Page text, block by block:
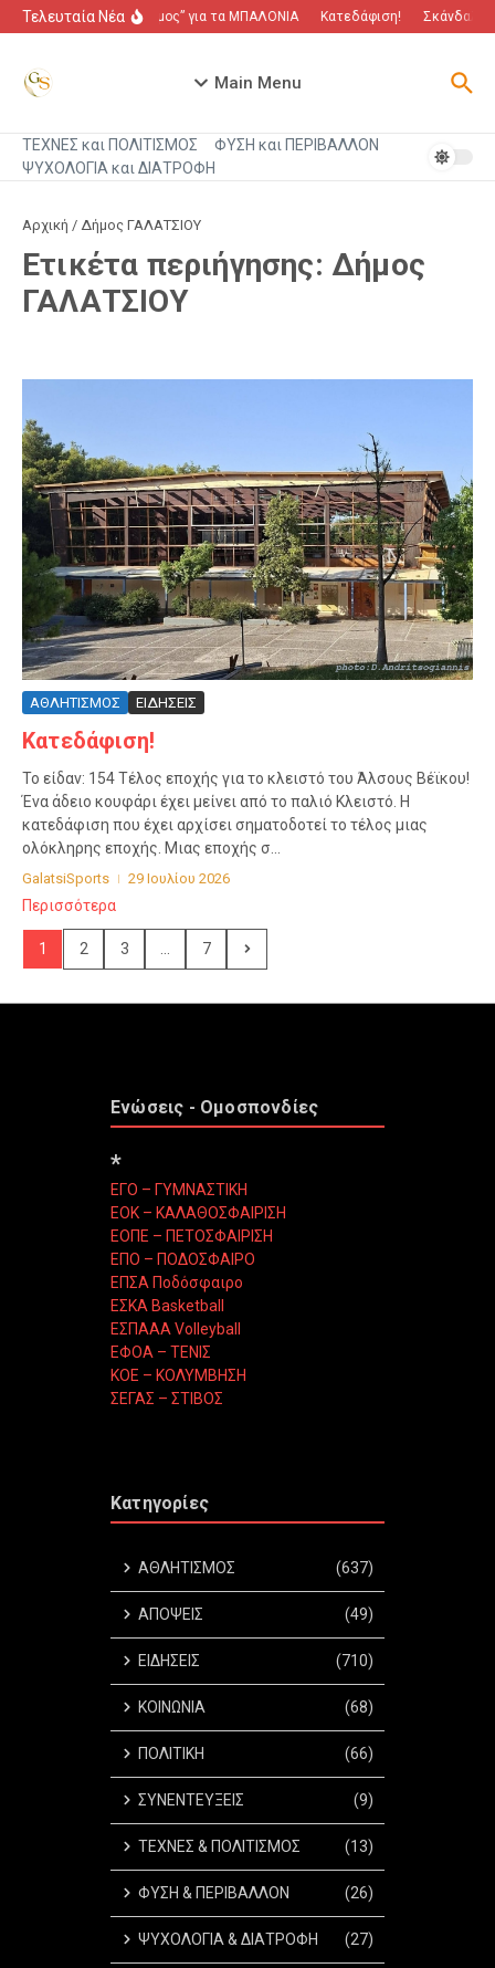
Μετάβαση στο περιεχόμενο
Τελευταία Νέα“Πόλεμος” για τα ΜΠΑΛΟΝΙΑ Κατεδάφιση! Σκάνδαλο
Main Menu
ΤΕΧΝΕΣ και ΠΟΛΙΤΙΣΜΟΣ
ΦΥΣΗ και ΠΕΡΙΒΑΛΛΟΝ
ΨΥΧΟΛΟΓΙΑ και ΔΙΑΤΡΟΦΗ
Αρχική / Δήμος ΓΑΛΑΤΣΙΟΥ
Ετικέτα περιήγησης: Δήμος
ΓΑΛΑΤΣΙΟΥ
ΑΘΛΗΤΙΣΜΟΣ ΕΙΔΗΣΕΙΣ
Κατεδάφιση!
Το είδαν: 154 Τέλος εποχής για το κλειστό του Άλσους Βέϊκου!
Ένα άδειο κουφάρι έχει μείνει από το παλιό Κλειστό. Η
κατεδάφιση που έχει αρχίσει σηματοδοτεί το τέλος μιας
ολόκληρης εποχής. Μιας εποχής σ...
GalatsiSports 29 Ιουλίου 2026
Περισσότερα
1 2 3 7
Ενώσεις - Ομοσπονδίες
*
ΕΓΟ – ΓΥΜΝΑΣΤΙΚΗ
ΕΟΚ – ΚΑΛΑΘΟΣΦΑΙΡΙΣΗ
ΕΟΠΕ – ΠΕΤΟΣΦΑΙΡΙΣΗ
ΕΠΟ – ΠΟΔΟΣΦΑΙΡΟ
ΕΠΣΑ Ποδόσφαιρο
ΕΣΚΑ Basketball
ΕΣΠΑΑΑ Volleyball
ΕΦΟΑ – ΤΕΝΙΣ
ΚΟΕ – ΚΟΛΥΜΒΗΣΗ
ΣΕΓΑΣ – ΣΤΙΒΟΣ
Κατηγορίες
ΑΘΛΗΤΙΣΜΟΣ (637)
ΑΠΟΨΕΙΣ (49)
ΕΙΔΗΣΕΙΣ (710)
ΚΟΙΝΩΝΙΑ (68)
ΠΟΛΙΤΙΚΗ (66)
ΣΥΝΕΝΤΕΥΞΕΙΣ (9)
ΤΕΧΝΕΣ & ΠΟΛΙΤΙΣΜΟΣ (13)
ΦΥΣΗ & ΠΕΡΙΒΑΛΛΟΝ (26)
ΨΥΧΟΛΟΓΙΑ & ΔΙΑΤΡΟΦΗ (27)